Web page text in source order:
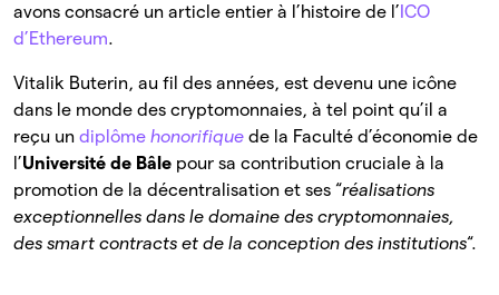
avons consacré un article entier à l’histoire de l’ ICO
d’Ethereum.
Vitalik Buterin, au fil des années, est devenu une icône
dans le monde des cryptomonnaies, à tel point qu’il a
reçu un diplôme honorifique de la Faculté d’économie de
l’Université de Bâle pour sa contribution cruciale à la
promotion de la décentralisation et ses “réalisations
exceptionnelles dans le domaine des cryptomonnaies,
des smart contracts et de la conception des institutions“.